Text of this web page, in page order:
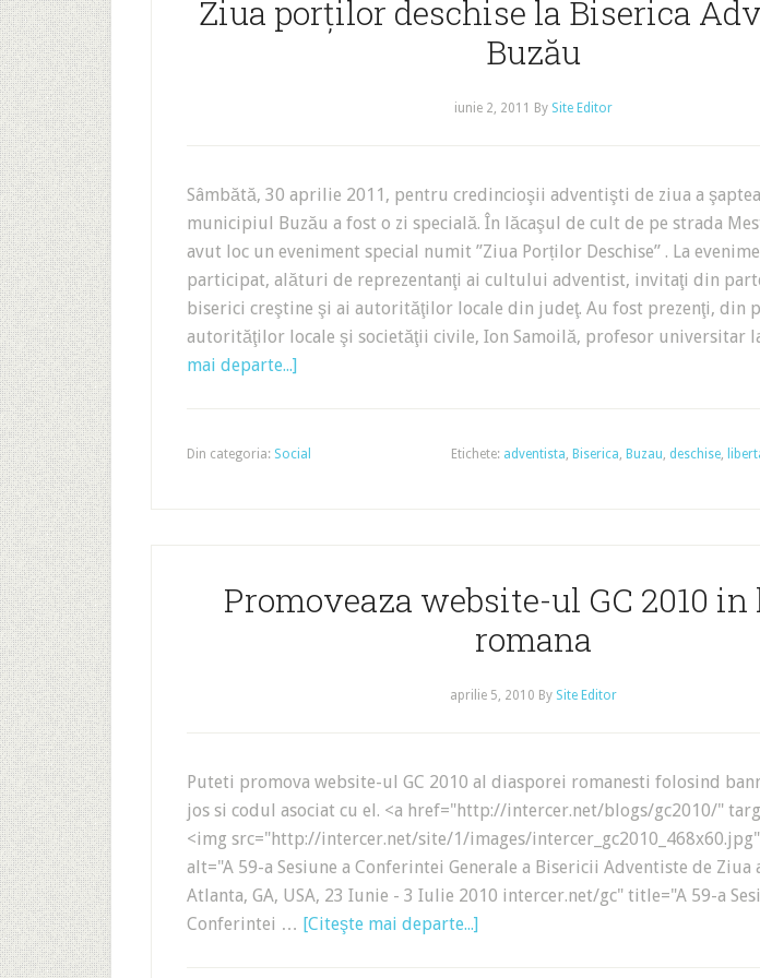
Ziua porţilor deschise la Biserica
Buzău
iunie 2, 2011 By Site Editor
Sâmbătă, 30 aprilie 2011, pentru credincioşii adventişti de ziua a
municipiul Buzău a fost o zi specială. În lăcaşul de cult de pe strada
avut loc un eveniment special numit ”Ziua Porților Deschise” . La
participat, alături de reprezentanţi ai cultului adventist, invitaţi din
biserici creştine şi ai autorităţilor locale din judeţ. Au fost prezenţi, din
autorităţilor locale şi societăţii civile, Ion Samoilă, profesor universitar
mai departe...]
Din categoria: Social Etichete: adventista, Biserica, Buzau, deschise,
Promoveaza website-ul GC 2010
romana
aprilie 5, 2010 By Site Editor
Puteti promova website-ul GC 2010 al diasporei romanesti folosind
jos si codul asociat cu el. <a href="http://intercer.net/blogs/gc2010/"
<img src="http://intercer.net/site/1/images/
alt="A 59-a Sesiune a Conferintei Generale a Bisericii Adventiste de Ziua
Atlanta, GA, USA, 23 Iunie - 3 Iulie 2010 intercer.net/gc" title="A 59-a
Conferintei … [Citeşte mai departe...]